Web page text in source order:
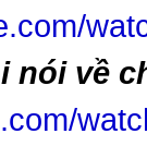
nói về